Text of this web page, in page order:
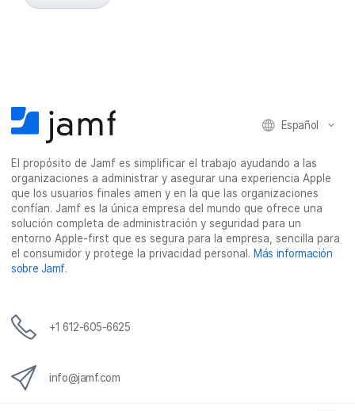
Español
El propósito de Jamf es simplificar el trabajo ayudando a las
organizaciones a administrar y asegurar una experiencia Apple
que los usuarios finales amen y en la que las organizaciones
confían. Jamf es la única empresa del mundo que ofrece una
solución completa de administración y seguridad para un
entorno Apple-first que es segura para la empresa, sencilla para
el consumidor y protege la privacidad personal. Más información
sobre Jamf.
+1 612-605-6625
info@jamf.com